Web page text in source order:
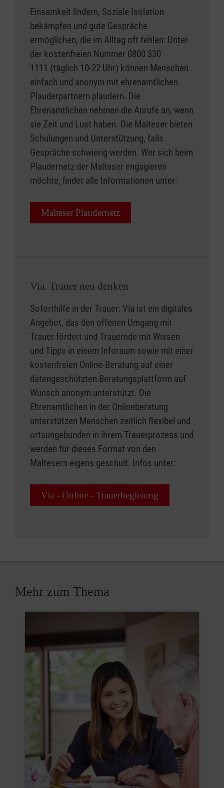
Einsamkeit lindern, Soziale Isolation
bekämpfen und gute Gespräche
ermöglichen, die im Alltag oft fehlen: Unter
der kostenfreien Nummer 0800 330
1111 (täglich 10-22 Uhr) können Menschen
einfach und anonym mit ehrenamtlichen
Plauderpartnern plaudern. Die
Ehrenamtlichen nehmen die Anrufe an, wenn
sie Zeit und Lust haben. Die Malteser bieten
Schulungen und Unterstützung, falls
Gespräche schwierig werden. Wer sich beim
Plaudernetz der Malteser engagieren
möchte, findet alle Informationen unter:
Malteser Plaudernetz
Via. Trauer neu denken
Soforthilfe in der Trauer: Via ist ein digitales
Angebot, das den offenen Umgang mit
Trauer fördert und Trauernde mit Wissen
und Tipps in einem Inforaum sowie mit einer
kostenfreien Online-Beratung auf einer
datengeschützten Beratungsplattform auf
Wunsch anonym unterstützt. Die
Ehrenamtlichen in der Onlineberatung
unterstützen Menschen zeitlich flexibel und
ortsungebunden in ihrem Trauerprozess und
werden für dieses Format von den
Maltesern eigens geschult. Infos unter:
Via - Online - Trauerbegleiung
Mehr zum Thema